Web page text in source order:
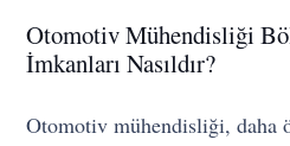
Otomotiv Mühendisliği
İmkanları Nasıldır?
Otomotiv mühendisliği, daha